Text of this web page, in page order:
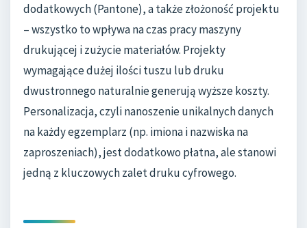
dodatkowych (Pantone), a także złożoność projektu
– wszystko to wpływa na czas pracy maszyny
drukującej i zużycie materiałów. Projekty
wymagające dużej ilości tuszu lub druku
dwustronnego naturalnie generują wyższe koszty.
Personalizacja, czyli nanoszenie unikalnych danych
na każdy egzemplarz (np. imiona i nazwiska na
zaproszeniach), jest dodatkowo płatna, ale stanowi
jedną z kluczowych zalet druku cyfrowego.